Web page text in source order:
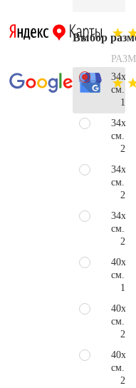
Выбор
34х80
см.
см.
см.
см.
40х80
см.
см.
см.